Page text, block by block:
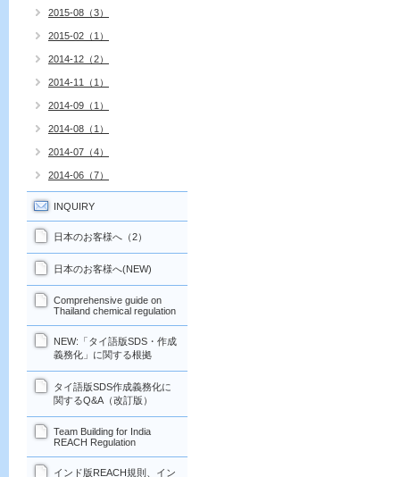
2015-08（3）
2015-02（1）
2014-12（2）
2014-11（1）
2014-09（1）
2014-08（1）
2014-07（4）
2014-06（7）
INQUIRY
日本のお客様へ（2）
日本のお客様へ(NEW)
Comprehensive guide on
Thailand chemical regulation
NEW:「タイ語版SDS・作成
義務化」に関する根拠
タイ語版SDS作成義務化に
関するQ&A（改訂版）
Team Building for India
REACH Regulation
インド版REACH規則、イン